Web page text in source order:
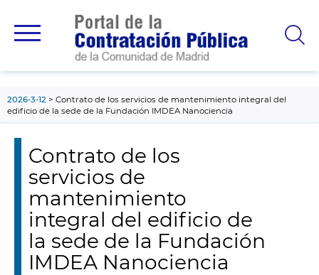
principal
2026-3-12
Contrato de los servicios de mantenimiento integral del
edificio de la sede de la Fundación IMDEA Nanociencia
Contrato de los
servicios de
mantenimiento
integral del edificio de
la sede de la Fundación
IMDEA Nanociencia